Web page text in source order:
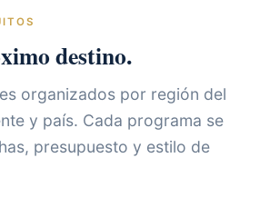
destino.
organizados por región del
y país. Cada programa se
presupuesto y estilo de